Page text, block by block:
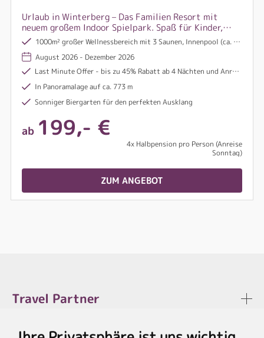
Urlaub in Winterberg – Das Familien Resort mit
neuem großem Indoor Spielpark. Spaß für Kinder,
Entspannung für Eltern: Pool, Sauna & Aktivitäten
direkt im Herzen des Sauerlands
1000m² großer Wellnessbereich mit 3 Saunen, Innenpool (ca. 290 m²) , Dampfbad und Whirlpool
August 2026 - Dezember 2026
Last Minute Offer - bis zu 45% Rabatt ab 4 Nächten und Anreise Sonntag (Details siehe Konditionen) buchbar vom 01.08.26 -14.09.26
In Panoramalage auf ca. 773 m
Sonniger Biergarten für den perfekten Ausklang
ab 199,- €
4x Halbpension pro Person (Anreise
Sonntag)
ZUM ANGEBOT
Travel Partner